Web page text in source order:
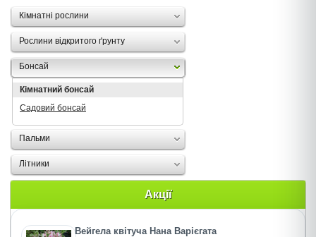
Кімнатні рослини
Рослини відкритого ґрунту
Бонсай
Кімнатний бонсай
Садовий бонсай
Пальми
Літники
Акції
Вейгела квітуча Нана Варієгата